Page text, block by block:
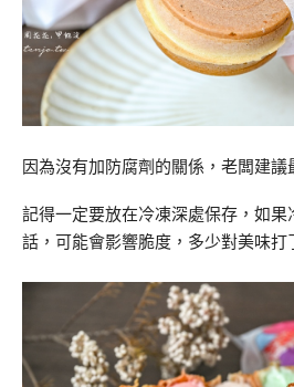
因為沒有加防腐劑的關係，老闆建議
記得一定要放在冷凍深處保存，如
話，可能會影響脆度，多少對美味打